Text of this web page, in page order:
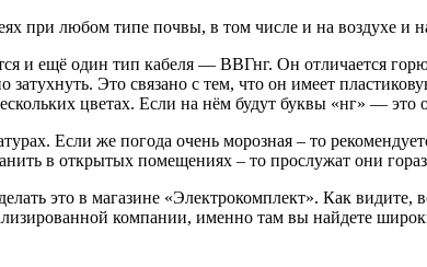
при любом типе почвы, в том числе и на воздухе и
и ещё один тип кабеля — ВВГнг. Он отличается
затухнуть. Это связано с тем, что он имеет
цветах. Если на нём будут буквы «нг» — это
Если же погода очень морозная – то
в открытых помещениях – то прослужат они
это в магазине «Электрокомплект». Как
компании, именно там вы найдете